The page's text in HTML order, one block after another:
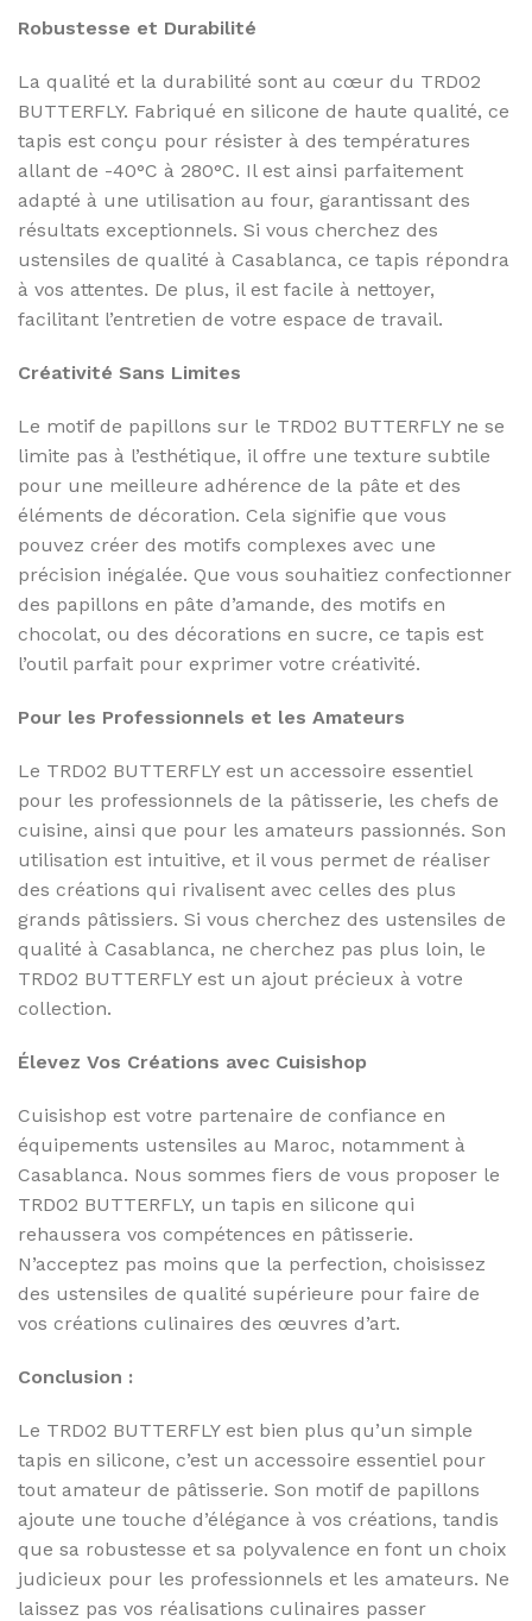
Robustesse et Durabilité
La qualité et la durabilité sont au cœur du TRD02
BUTTERFLY. Fabriqué en silicone de haute qualité, ce
tapis est conçu pour résister à des températures
allant de -40°C à 280°C. Il est ainsi parfaitement
adapté à une utilisation au four, garantissant des
résultats exceptionnels. Si vous cherchez des
ustensiles de qualité à Casablanca, ce tapis répondra
à vos attentes. De plus, il est facile à nettoyer,
facilitant l’entretien de votre espace de travail.
Créativité Sans Limites
Le motif de papillons sur le TRD02 BUTTERFLY ne se
limite pas à l’esthétique, il offre une texture subtile
pour une meilleure adhérence de la pâte et des
éléments de décoration. Cela signifie que vous
pouvez créer des motifs complexes avec une
précision inégalée. Que vous souhaitiez confectionner
des papillons en pâte d’amande, des motifs en
chocolat, ou des décorations en sucre, ce tapis est
l’outil parfait pour exprimer votre créativité.
Pour les Professionnels et les Amateurs
Le TRD02 BUTTERFLY est un accessoire essentiel
pour les professionnels de la pâtisserie, les chefs de
cuisine, ainsi que pour les amateurs passionnés. Son
utilisation est intuitive, et il vous permet de réaliser
des créations qui rivalisent avec celles des plus
grands pâtissiers. Si vous cherchez des ustensiles de
qualité à Casablanca, ne cherchez pas plus loin, le
TRD02 BUTTERFLY est un ajout précieux à votre
collection.
Élevez Vos Créations avec Cuisishop
Cuisishop est votre partenaire de confiance en
équipements ustensiles au Maroc, notamment à
Casablanca. Nous sommes fiers de vous proposer le
TRD02 BUTTERFLY, un tapis en silicone qui
rehaussera vos compétences en pâtisserie.
N’acceptez pas moins que la perfection, choisissez
des ustensiles de qualité supérieure pour faire de
vos créations culinaires des œuvres d’art.
Conclusion :
Le TRD02 BUTTERFLY est bien plus qu’un simple
tapis en silicone, c’est un accessoire essentiel pour
tout amateur de pâtisserie. Son motif de papillons
ajoute une touche d’élégance à vos créations, tandis
que sa robustesse et sa polyvalence en font un choix
judicieux pour les professionnels et les amateurs. Ne
laissez pas vos réalisations culinaires passer